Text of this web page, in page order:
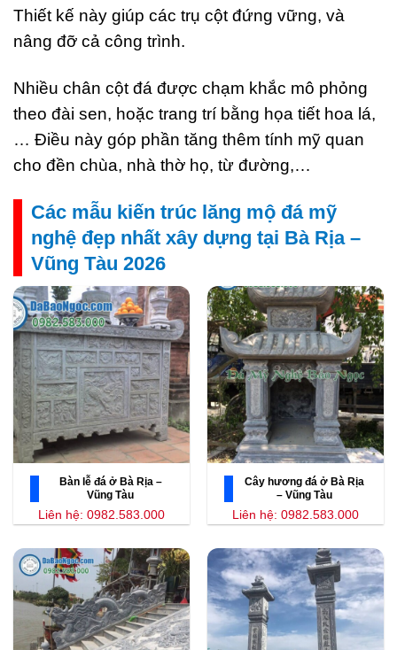
Thiết kế này giúp các trụ cột đứng vững, và
nâng đỡ cả công trình.
Nhiều chân cột đá được chạm khắc mô phỏng
theo đài sen, hoặc trang trí bằng họa tiết hoa lá,
… Điều này góp phần tăng thêm tính mỹ quan
cho đền chùa, nhà thờ họ, từ đường,…
Các mẫu kiến trúc lăng mộ đá mỹ
nghệ đẹp nhất xây dựng tại Bà Rịa –
Vũng Tàu 2026
Bàn lễ đá ở Bà Rịa –
Vũng Tàu
Liên hệ: 0982.583.000
Cây hương đá ở Bà Rịa
– Vũng Tàu
Liên hệ: 0982.583.000